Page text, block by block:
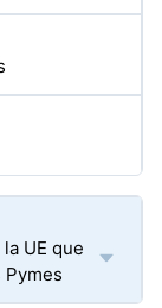
UE que
Pymes